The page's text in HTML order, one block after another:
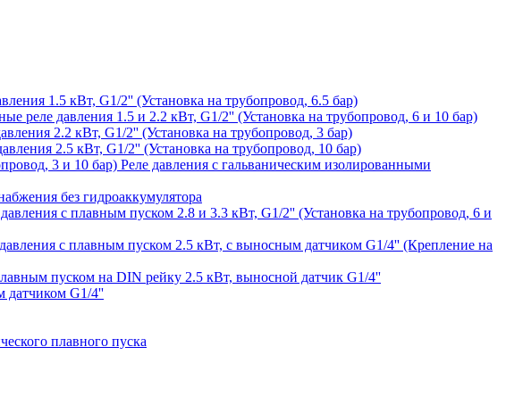
1.5 кВт, G1/2'' (Установка на трубопровод, 6.5 бар)
реле давления 1.5 и 2.2 кВт, G1/2'' (Установка на трубопровод, 6 и 10 бар)
2.2 кВт, G1/2'' (Установка на трубопровод, 3 бар)
2.5 кВт, G1/2'' (Установка на трубопровод, 10 бар)
Реле давления с гальваническим изолированными
без гидроаккумулятора
с плавным пуском 2.8 и 3.3 кВт, G1/2'' (Установка на трубопровод, 6 и
с плавным пуском 2.5 кВт, с выносным датчиком G1/4'' (Крепление на
пуском на DIN рейку 2.5 кВт, выносной датчик G1/4''
датчиком G1/4''
плавного пуска